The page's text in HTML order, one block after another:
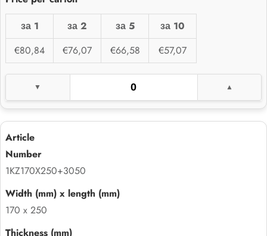
за 1 за 2 за 5
за 10
€80,84
€76,07 €66,58 €57,07
1KZ170X250+3050
170 x 250